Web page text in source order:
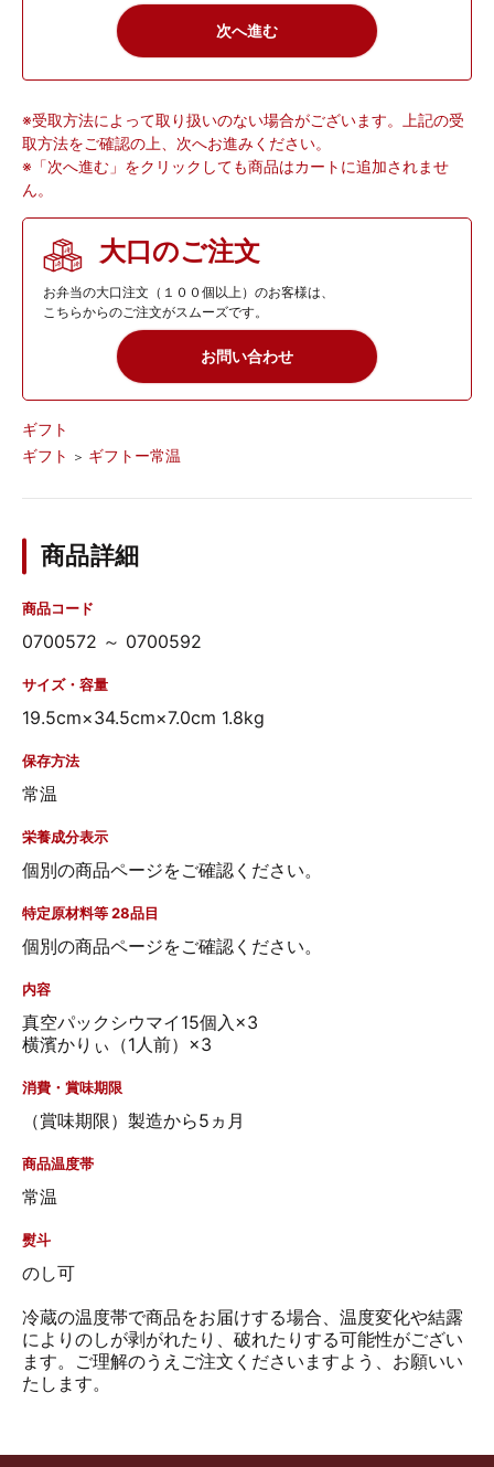
次へ進む
※受取方法によって取り扱いのない場合がございます。上記の受
取方法をご確認の上、次へお進みください。
※「次へ進む」をクリックしても商品はカートに追加されませ
ん。
大口のご注文
お弁当の大口注文（１００個以上）のお客様は、
こちらからのご注文がスムーズです。
お問い合わせ
ギフト
ギフト ＞ ギフトー常温
商品詳細
商品コード
0700572 ～ 0700592
サイズ・容量
19.5cm×34.5cm×7.0cm 1.8kg
保存方法
常温
栄養成分表示
個別の商品ページをご確認ください。
特定原材料等 28品目
個別の商品ページをご確認ください。
内容
真空パックシウマイ15個入×3
横濱かりぃ（1人前）×3
消費・賞味期限
（賞味期限）製造から5ヵ月
商品温度帯
常温
熨斗
のし可
冷蔵の温度帯で商品をお届けする場合、温度変化や結露
によりのしが剥がれたり、破れたりする可能性がござい
ます。ご理解のうえご注文くださいますよう、お願いい
たします。